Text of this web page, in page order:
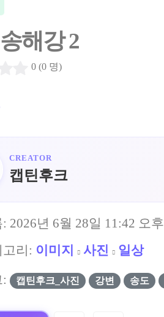
해강 2
0 (0 명)
CREATOR
캡틴후크
2026년 6월 28일 11:42 오후
고리: 이미지 사진 일상
캡틴후크_사진 강변 송도